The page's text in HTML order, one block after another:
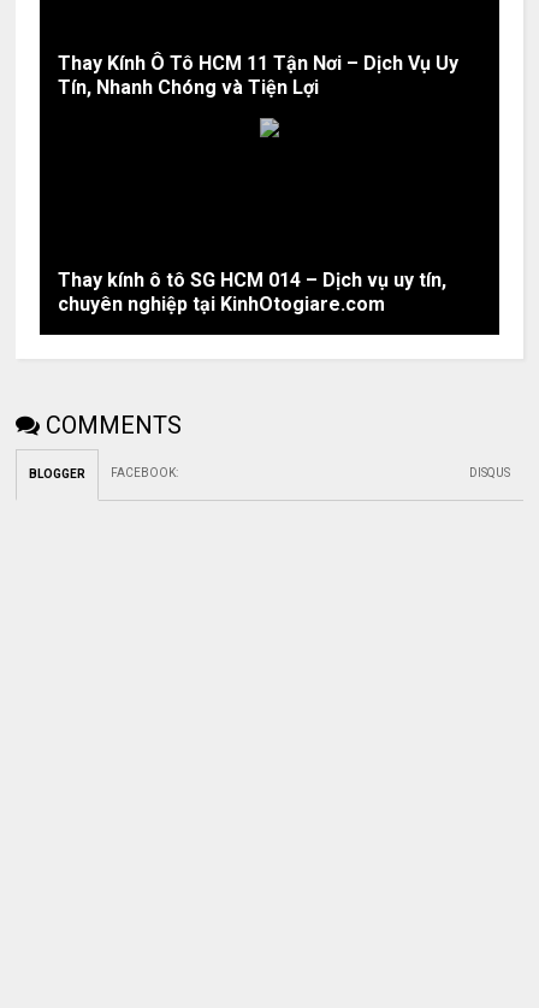
Thay Kính Ô Tô HCM 11 Tận Nơi – Dịch Vụ Uy
Tín, Nhanh Chóng và Tiện Lợi
Thay kính ô tô SG HCM 014 – Dịch vụ uy tín,
chuyên nghiệp tại KinhOtogiare.com
COMMENTS
BLOGGER FACEBOOK: DISQUS